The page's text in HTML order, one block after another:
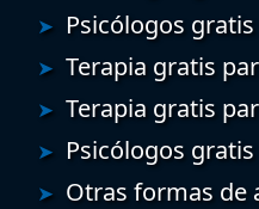
Psicólogos
Terapia gratis
Terapia gratis
Psicólogos
Otras formas de